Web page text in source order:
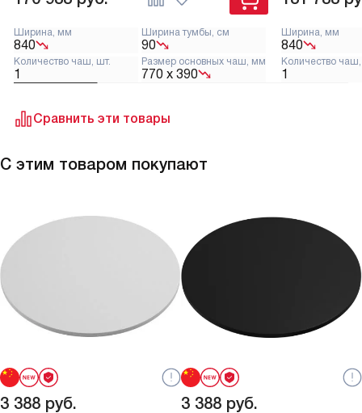
Сравнить эти товары
Ширина, мм
840
Ширина тумбы, см
90
Количество чаш, шт.
1
Размер основных чаш, мм
770 x 390
Ширина, мм
840
Количество
1
С этим товаром покупают
3 388 руб. 3 388 руб.